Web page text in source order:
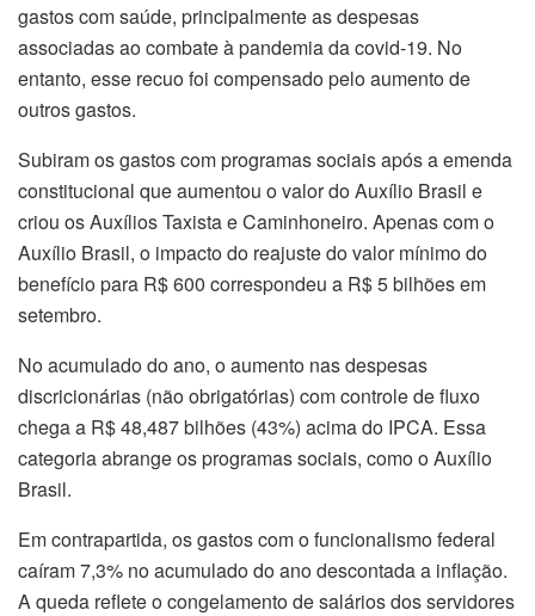
gastos com saúde, principalmente as despesas
associadas ao combate à pandemia da covid-19. No
entanto, esse recuo foi compensado pelo aumento de
outros gastos.
Subiram os gastos com programas sociais após a emenda
constitucional que aumentou o valor do Auxílio Brasil e
criou os Auxílios Taxista e Caminhoneiro. Apenas com o
Auxílio Brasil, o impacto do reajuste do valor mínimo do
benefício para R$ 600 correspondeu a R$ 5 bilhões em
setembro.
No acumulado do ano, o aumento nas despesas
discricionárias (não obrigatórias) com controle de fluxo
chega a R$ 48,487 bilhões (43%) acima do IPCA. Essa
categoria abrange os programas sociais, como o Auxílio
Brasil.
Em contrapartida, os gastos com o funcionalismo federal
caíram 7,3% no acumulado do ano descontada a inflação.
A queda reflete o congelamento de salários dos servidores